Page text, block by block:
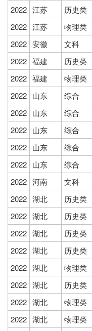
2022 江苏 历史类
2022 江苏 物理类
2022 安徽 文科
2022 福建 历史类
2022 福建 物理类
2022 山东 综合
2022 山东 综合
2022 山东 综合
2022 山东 综合
2022 山东 综合
2022 河南 文科
2022 湖北 历史类
2022 湖北 历史类
2022 湖北 历史类
2022 湖北 历史类
2022 湖北 物理类
2022 湖北 历史类
2022 湖北 物理类
2022 湖北 物理类